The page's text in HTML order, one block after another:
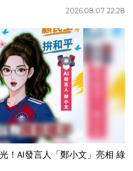
2026.08.07 22:28
！AI發言人「鄭小文」亮相 綠